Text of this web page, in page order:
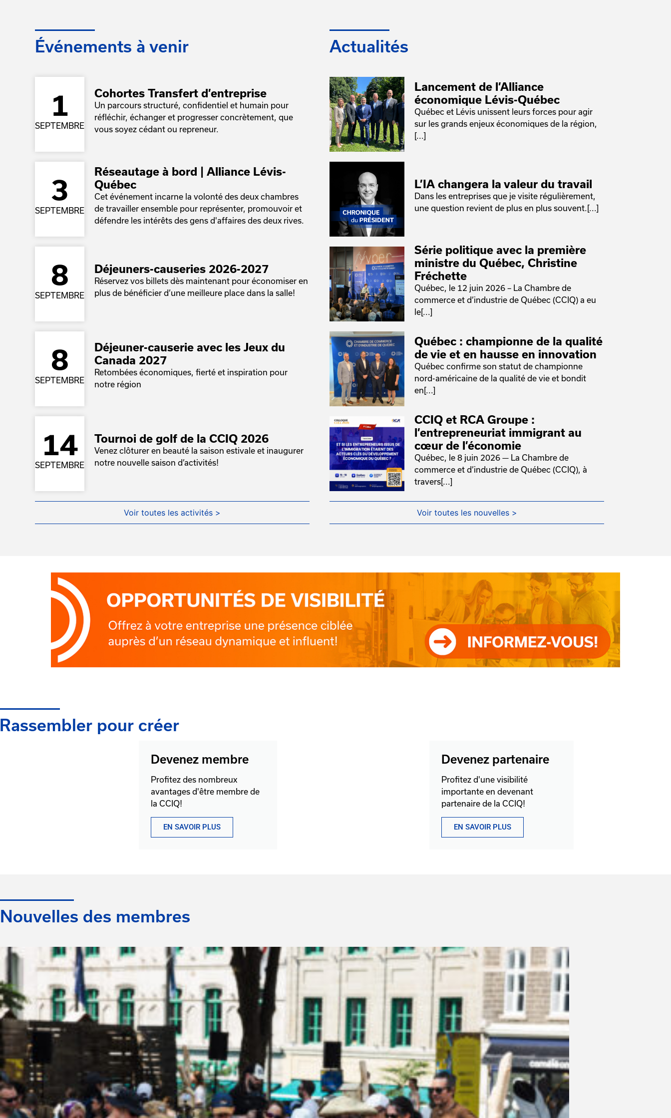
Événements à venir
1
SEPTEMBRE
Cohortes Transfert d’entreprise
Un parcours structuré, confidentiel et humain pour
réfléchir, échanger et progresser concrètement, que
vous soyez cédant ou repreneur.
3
SEPTEMBRE
Réseautage à bord | Alliance Lévis-
Québec
Cet événement incarne la volonté des deux chambres
de travailler ensemble pour représenter, promouvoir et
défendre les intérêts des gens d'affaires des deux rives.
8
SEPTEMBRE
Déjeuners-causeries 2026-2027
Réservez vos billets dès maintenant pour économiser en
plus de bénéficier d’une meilleure place dans la salle!
8
SEPTEMBRE
Déjeuner-causerie avec les Jeux du
Canada 2027
Retombées économiques, fierté et inspiration pour
notre région
14
SEPTEMBRE
Tournoi de golf de la CCIQ 2026
Venez clôturer en beauté la saison estivale et inaugurer
notre nouvelle saison d’activités!
Voir toutes les activités >
Actualités
Lancement de l’Alliance
économique Lévis-Québec
Québec et Lévis unissent leurs forces pour agir
sur les grands enjeux économiques de la région,
[...]
L’IA changera la valeur du travail
Dans les entreprises que je visite régulièrement,
une question revient de plus en plus souvent.[...]
Série politique avec la première
ministre du Québec, Christine
Fréchette
Québec, le 12 juin 2026 – La Chambre de
commerce et d’industrie de Québec (CCIQ) a eu
le[...]
Québec : championne de la qualité
de vie et en hausse en innovation
Québec confirme son statut de championne
nord-américaine de la qualité de vie et bondit
en[...]
CCIQ et RCA Groupe :
l’entrepreneuriat immigrant au
cœur de l’économie
Québec, le 8 juin 2026 — La Chambre de
commerce et d’industrie de Québec (CCIQ), à
travers[...]
Voir toutes les nouvelles >
Rassembler pour créer
Devenez membre
Profitez des nombreux
avantages d'être membre de
la CCIQ!
EN SAVOIR PLUS
Devenez partenaire
Profitez d'une visibilité
importante en devenant
partenaire de la CCIQ!
EN SAVOIR PLUS
Nouvelles des membres